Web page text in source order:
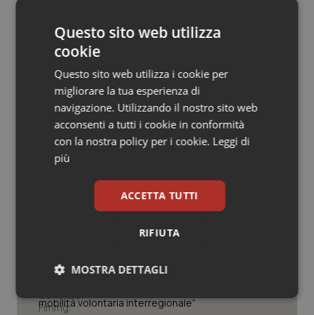
Sangue & coagulazione
Tiroide
Tumore al seno
Tumore ovarico
Tumori del Polmone & Testa Collo
Tumori gastrointestinali
Ulcera & Reflusso
Vaccini
Potrebbe interessarti in
Lavoro e Professioni
Tracciabilità dei farmaci. Dal Ministero
le istruzioni per il Data Matrix. Entro l’8
febbraio 2027 l’adeguamento dei
Fimmg: “Rischio altissimo di perdere
mobilità volontaria interregionale”
Questo sito web utilizza
cookie
Questo sito web utilizza i cookie per
migliorare la tua esperienza di
navigazione. Utilizzando il nostro sito web
acconsenti a tutti i cookie in conformità
con la nostra policy per i cookie. Leggi di
più
ACCETTA TUTTI
RIFIUTA
MOSTRA DETTAGLI
Necessari Statistici Marketing